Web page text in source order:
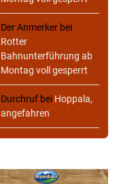
Der Anmerker bei
Rotter
Bahnunterführung ab
Montag voll gesperrt
Durchruf bei Hoppala,
angefahren